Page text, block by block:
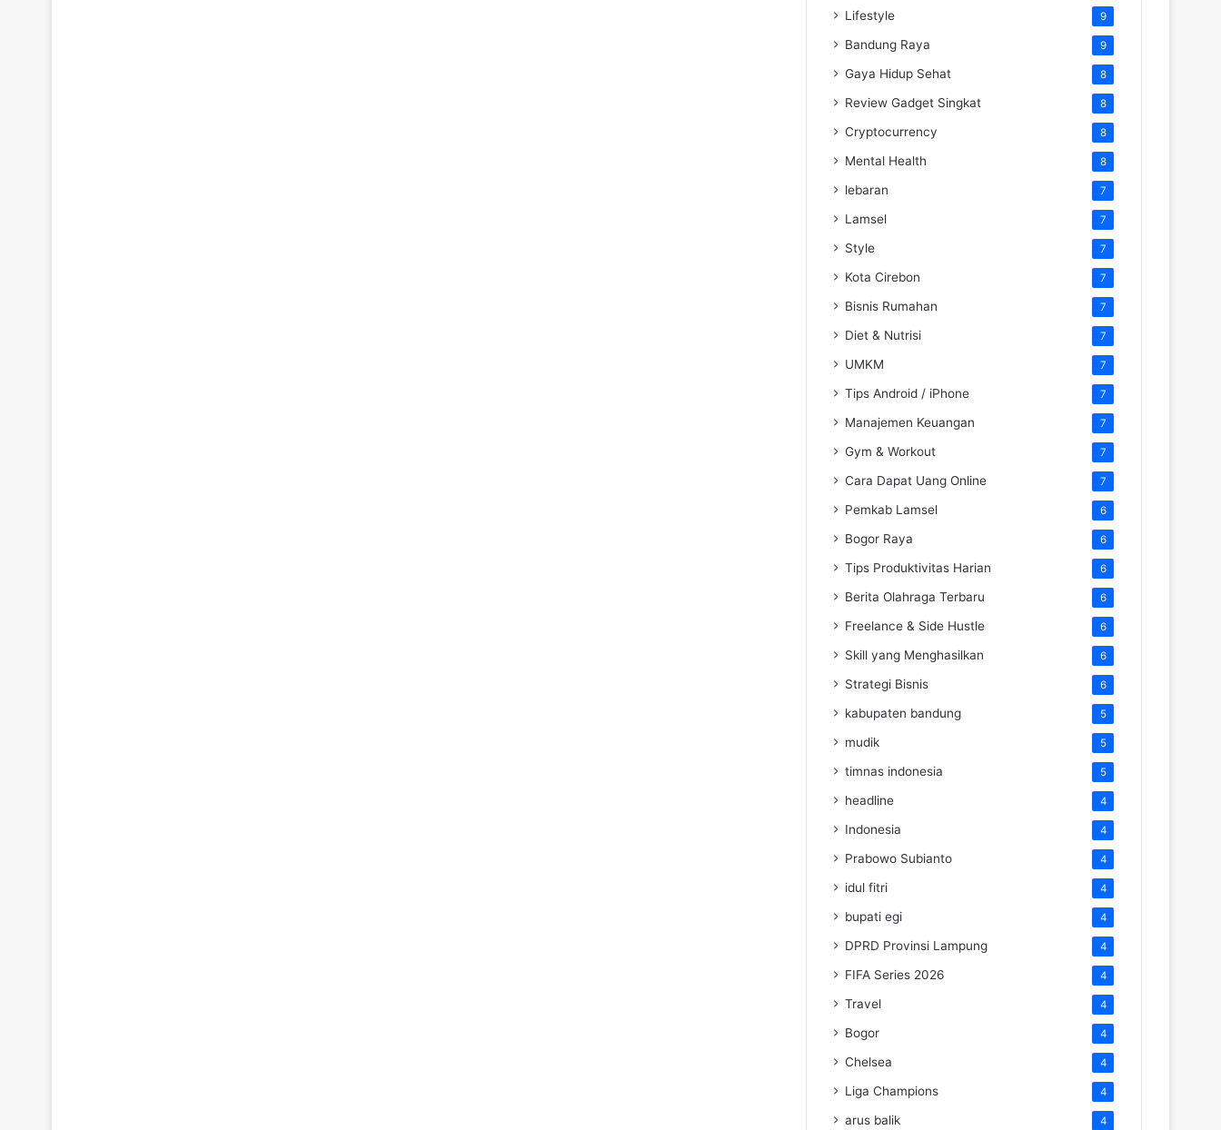
Lifestyle 9
Bandung Raya 9
Gaya Hidup Sehat 8
Review Gadget Singkat 8
Cryptocurrency 8
Mental Health 8
lebaran 7
Lamsel 7
Style 7
Kota Cirebon 7
Bisnis Rumahan 7
Diet & Nutrisi 7
UMKM 7
Tips Android / iPhone 7
Manajemen Keuangan 7
Gym & Workout 7
Cara Dapat Uang Online 7
Pemkab Lamsel 6
Bogor Raya 6
Tips Produktivitas Harian 6
Berita Olahraga Terbaru 6
Freelance & Side Hustle 6
Skill yang Menghasilkan 6
Strategi Bisnis 6
kabupaten bandung 5
mudik 5
timnas indonesia 5
headline 4
Indonesia 4
Prabowo Subianto 4
idul fitri 4
bupati egi 4
DPRD Provinsi Lampung 4
FIFA Series 2026 4
Travel 4
Bogor 4
Chelsea 4
Liga Champions 4
arus balik 4